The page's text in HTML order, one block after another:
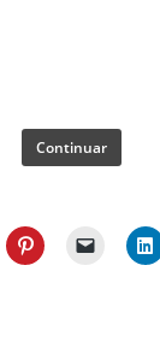
Continuar